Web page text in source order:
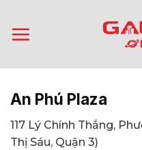
qua
nội
An Phú Plaza
117 Lý Chính Thắng,
Thị Sáu, Quận 3)